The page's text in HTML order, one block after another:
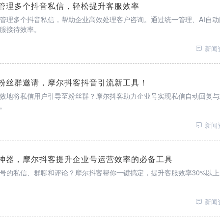
理多个抖音私信，轻松提升客服效率
理多个抖音私信，帮助企业高效处理客户咨询。通过统一管理、AI自
接待效率。
新闻
丝群邀请，摩尔抖客抖音引流新工具！
地将私信用户引导至粉丝群？摩尔抖客助力企业号实现私信自动回复
新闻
器，摩尔抖客提升企业号运营效率的必备工具
的私信、群聊和评论？摩尔抖客帮你一键搞定，提升客服效率30%以
新闻